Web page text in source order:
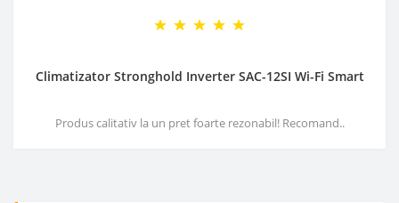
Climatizator Stronghold Inverter SAC-12SI Wi-Fi Smart
Produs calitativ la un pret foarte rezonabil! Recomand..